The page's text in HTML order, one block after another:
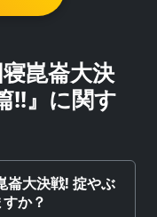
崑崙大決
!!』に関す
崙大決戦! 掟やぶ
か？